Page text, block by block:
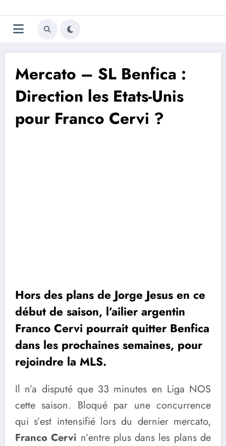
au
contenu
Trivela
L'actualité du football
Mercato – SL Benfica :
Direction les Etats-Unis
pour Franco Cervi ?
Hors des plans de Jorge Jesus en ce
début de saison, l’ailier argentin
Franco Cervi pourrait quitter Benfica
dans les prochaines semaines, pour
rejoindre la MLS.
Il n’a disputé que 33 minutes en Liga NOS
cette saison. Bloqué par une concurrence
qui s’est intensifié lors du dernier mercato,
Franco Cervi n’entre plus dans les plans de